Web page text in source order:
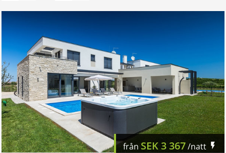
från SEK3 367/natt